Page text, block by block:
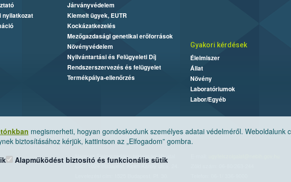
megismerheti, hogyan gondoskodunk személyes adatai védelméről. Weboldalunk
biztosításához kérjük, kattintson az „Elfogadom” gombra.
Alapműködést biztosító és funkcionális sütik
nyilatkozat
Járványvédelem
Kiemelt ügyek, EUTR
Kockázatkezelés
Mezőgazdasági genetikai erőforrások
Növényvédelem
Nyilvántartási és Felügyeleti Díj
Rendszerszervezés és felügyelet
Termékpálya-ellenőrzés
Gyakori kérdések
Élelmiszer
Állat
Növény
Laboratóriumok
Labor/Egyéb
Nemzeti Élelmiszerlánc-biztonsági Hivatal